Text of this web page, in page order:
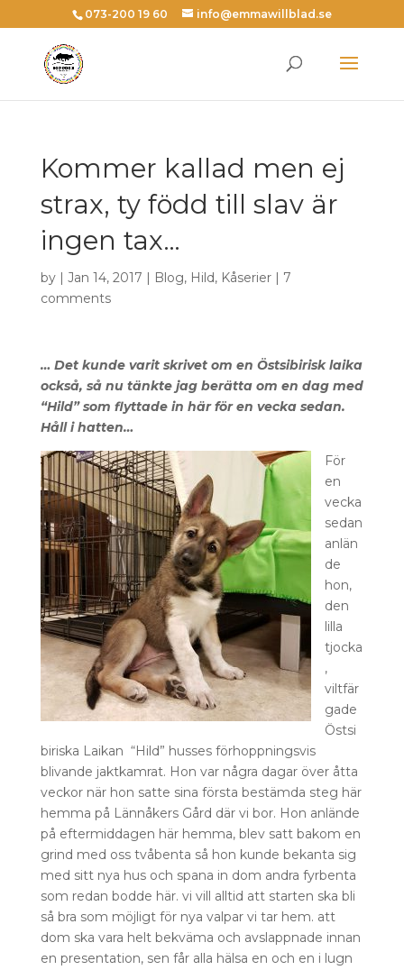
073-200 19 60 info@emmawillblad.se
Kommer kallad men ej
strax, ty född till slav är
ingen tax…
by | Jan 14, 2017 | Blog, Hild, Kåserier| 7
comments
… Det kunde varit skrivet om en Östsibirisk laika
också, så nu tänkte jag berätta om en dag med
“Hild” som flyttade in här för en vecka sedan.
Håll i hatten…
För
en
vecka
sedan
anlän
de
hon,
den
lilla
tjocka
,
viltfär
gade
Östsi
biriska Laikan “Hild” husses förhoppningsvis
blivande jaktkamrat. Hon var några dagar över åtta
veckor när hon satte sina första bestämda steg här
hemma på Lännåkers Gård där vi bor. Hon anlände
på eftermiddagen här hemma, blev satt bakom en
grind med oss tvåbenta så hon kunde bekanta sig
med sitt nya hus och spana in dom andra fyrbenta
som redan bodde här. vi vill alltid att starten ska bli
så bra som möjligt för nya valpar vi tar hem. att
dom ska vara helt bekväma och avslappnade innan
en presentation, sen får alla hälsa en och en i lugn